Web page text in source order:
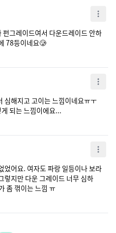
그레이드여서 다운드레이드 안하
78등이네요🥲
심해지고 고이는 느낌이네요ㅠㅜ
되는 느낌이에요...
었어요. 여자도 파랑 일등이나 보라
렇지만 다운 그레이드 너무 심하
좀 꺾이는 느낌 ㅠ